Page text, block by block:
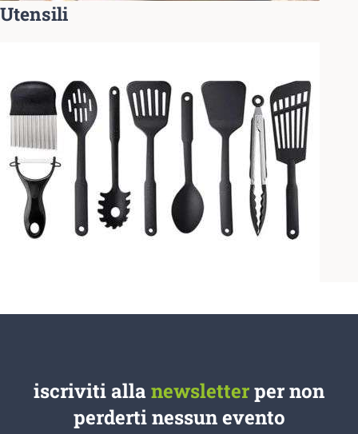
Utensili
iscriviti allanewsletterper non
perderti nessun evento